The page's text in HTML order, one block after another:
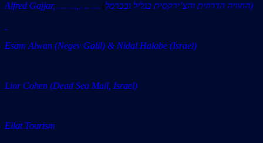
Alfred Gajjar, … …, … … ( החוויה הדרוזית והצ’ירקסית בגליל ובכרמל)
Esam Alwan (Negev Galil) & Nidal Halabe (Israel)
Lior Cohen (Dead Sea Mail, Israel)
Eilat Tourism